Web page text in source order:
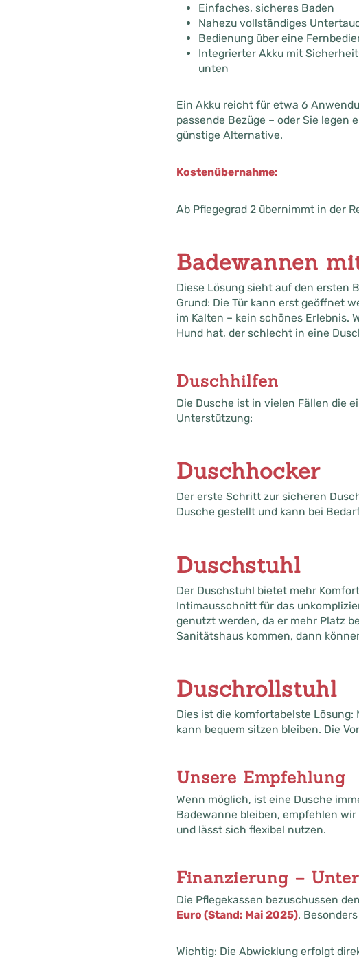
Einfaches, sicheres Baden
Nahezu vollständiges
Bedienung über eine
Integrierter Akku mit
unten
Ein Akku reicht für etwa 6
passende Bezüge – oder Sie
günstige Alternative.
Kostenübernahme:
Ab Pflegegrad 2 übernimmt in der
Badewannen
Diese Lösung sieht auf den ersten
Grund: Die Tür kann erst geöffnet
im Kalten – kein schönes Erlebnis.
Hund hat, der schlecht in eine
Duschhilfen
Die Dusche ist in vielen Fällen die
Unterstützung:
Duschhocker
Der erste Schritt zur sicheren
Dusche gestellt und kann bei
Duschstuhl
Der Duschstuhl bietet mehr
Intimausschnitt für das
genutzt werden, da er mehr Platz
Sanitätshaus kommen, dann
Duschrollstuhl
Dies ist die komfortabelste
kann bequem sitzen bleiben. Die
Unsere Empfehlung
Wenn möglich, ist eine Dusche
Badewanne bleiben, empfehlen
und lässt sich flexibel nutzen.
Finanzierung –
Die Pflegekassen bezuschussen
Euro (Stand: Mai 2025).
Wichtig: Die Abwicklung erfolgt